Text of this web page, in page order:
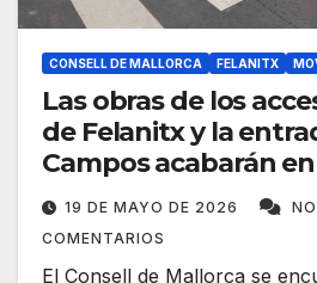
CONSELL DE MALLORCA FELANITX
Las obras de los
de Felanitx y la
Campos acabarán
19 DE MAYO DE 2026
COMENTARIOS
El Consell de Mallorca se